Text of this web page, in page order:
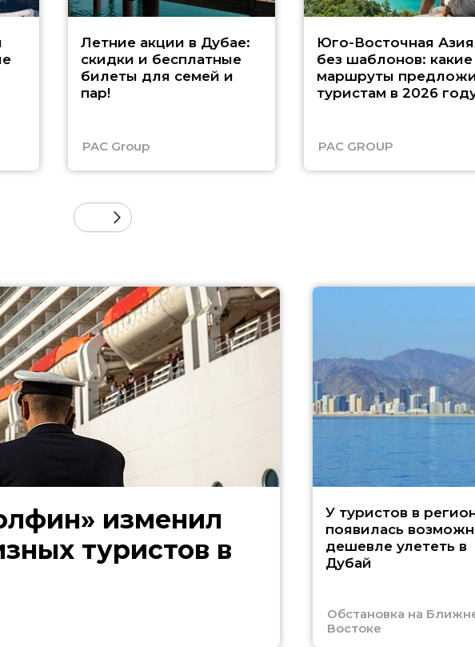
Летние акции в Дубае:
скидки и бесплатные
билеты для семей и
пар!
PAC Group
Юго-Восточная Азия
без шаблонов: какие
маршруты
туристам в 2026
PAC GROUP
изменил
туристов в
У туристов в
появилась
дешевле улететь в
Дубай
Обстановка на
Востоке